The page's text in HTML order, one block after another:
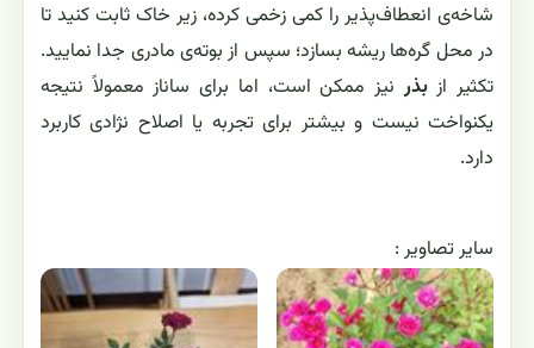
شاخه‌ی انعطاف‌پذیر را کمی زخمی کرده، زیر خاک ثابت کنید تا
در محل گره‌ها ریشه بسازد؛ سپس از بوته‌ی مادری جدا نمایید.
تکثیر ازبذرنیز ممکن است، اما برای ساناز معمولاً نتیجه
یکنواخت نیست و بیشتر برای تجربه یا اصلاح نژادی کاربرد
دارد.
ساير تصاوير :